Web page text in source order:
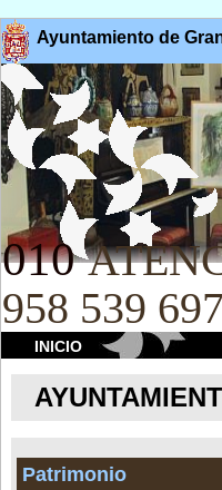
Ayuntamiento de
010
958 539 697
INICIO
Patrimonio